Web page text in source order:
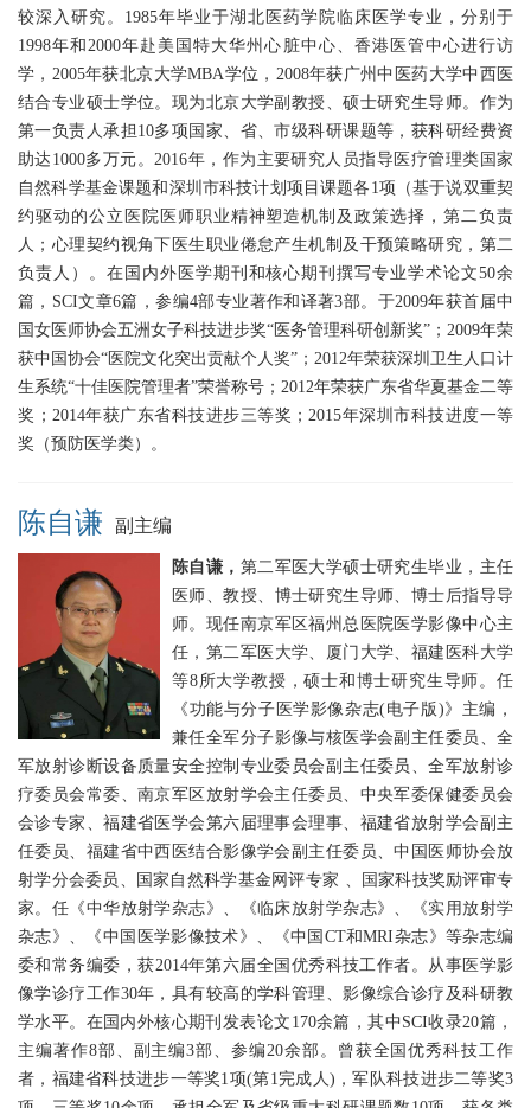
较深入研究。1985年毕业于湖北医药学院临床医学专业，分别于
1998年和2000年赴美国特大华州心脏中心、香港医管中心进行访
学，2005年获北京大学MBA学位，2008年获广州中医药大学中西医
结合专业硕士学位。现为北京大学副教授、硕士研究生导师。作为
第一负责人承担10多项国家、省、市级科研课题等，获科研经费资
助达1000多万元。2016年，作为主要研究人员指导医疗管理类国家
自然科学基金课题和深圳市科技计划项目课题各1项（基于说双重契
约驱动的公立医院医师职业精神塑造机制及政策选择，第二负责
人；心理契约视角下医生职业倦怠产生机制及干预策略研究，第二
负责人）。在国内外医学期刊和核心期刊撰写专业学术论文50余
篇，SCI文章6篇，参编4部专业著作和译著3部。于2009年获首届中
国女医师协会五洲女子科技进步奖“医务管理科研创新奖”；2009年荣
获中国协会“医院文化突出贡献个人奖”；2012年荣获深圳卫生人口计
生系统“十佳医院管理者”荣誉称号；2012年荣获广东省华夏基金二等
奖；2014年获广东省科技进步三等奖；2015年深圳市科技进度一等
奖（预防医学类）。
陈自谦 副主编
陈自谦， 第二军医大学硕士研究生毕业，主任
医师、教授、博士研究生导师、博士后指导导
师。现任南京军区福州总医院医学影像中心主
任，第二军医大学、厦门大学、福建医科大学
等8所大学教授，硕士和博士研究生导师。任
《功能与分子医学影像杂志(电子版)》主编，
兼任全军分子影像与核医学会副主任委员、全
军放射诊断设备质量安全控制专业委员会副主任委员、全军放射诊
疗委员会常委、南京军区放射学会主任委员、中央军委保健委员会
会诊专家、福建省医学会第六届理事会理事、福建省放射学会副主
任委员、福建省中西医结合影像学会副主任委员、中国医师协会放
射学分会委员、国家自然科学基金网评专家 、国家科技奖励评审专
家。任《中华放射学杂志》、《临床放射学杂志》、《实用放射学
杂志》、《中国医学影像技术》、《中国CT和MRI杂志》等杂志编
委和常务编委，获2014年第六届全国优秀科技工作者。从事医学影
像学诊疗工作30年，具有较高的学科管理、影像综合诊疗及科研教
学水平。在国内外核心期刊发表论文170余篇，其中SCI收录20篇，
主编著作8部、副主编3部、参编20余部。曾获全国优秀科技工作
者，福建省科技进步一等奖1项(第1完成人)，军队科技进步二等奖3